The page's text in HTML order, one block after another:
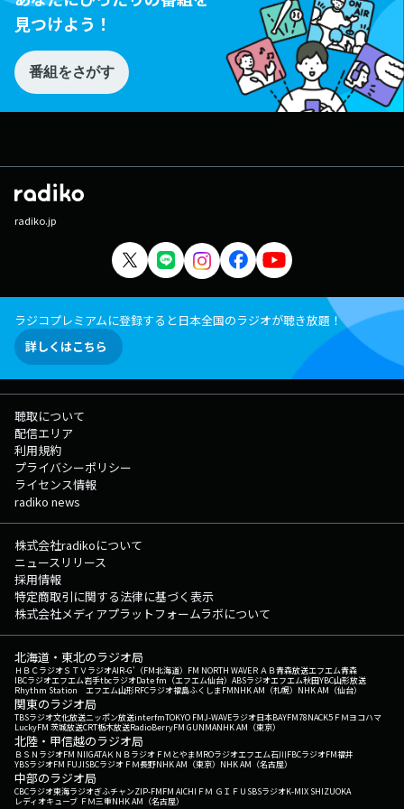
見つけよう！
番組をさがす
radiko.jp
ラジコプレミアムに登録すると日本全国のラジオが聴き放題！
詳しくはこちら
聴取について
配信エリア
利用規約
プライバシーポリシー
ライセンス情報
radiko news
株式会社radikoについて
ニュースリリース
採用情報
特定商取引に関する法律に基づく表示
株式会社メディアプラットフォームラボについて
北海道・東北のラジオ局
ＨＢＣラジオＳＴＶラジオAIR-G'（FM北海道） FM NORTH WAVEＲＡＢ青森放送エフエム青森
IBCラジオエフエム岩手tbcラジオDate fm（エフエム仙台） ABSラジオエフエム秋田YBC山形放送
Rhythm Station エフエム山形RFCラジオ福島ふくしまFMNHK AM（札幌） NHK AM（仙台）
関東のラジオ局
TBSラジオ文化放送ニッポン放送interfmTOKYO FMJ-WAVEラジオ日本BAYFM78NACK5 ＦＭヨコハマ
LuckyFM 茨城放送CRT栃木放送RadioBerryFM GUNMANHK AM（東京）
北陸・甲信越のラジオ局
ＢＳＮラジオFM NIIGATAＫＮＢラジオ ＦＭとやまMROラジオエフエム石川FBCラジオFM福井
YBSラジオFM FUJISBCラジオ ＦＭ長野NHK AM（東京） NHK AM（名古屋）
中部のラジオ局
CBCラジオ東海ラジオぎふチャンZIP-FMFM AICHI ＦＭ ＧＩＦＵ SBSラジオK-MIX SHIZUOKA
レディオキューブ ＦＭ三重NHK AM（名古屋）